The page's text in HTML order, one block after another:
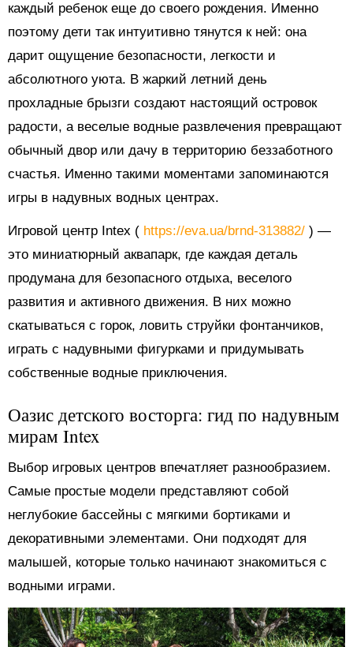
каждый ребенок еще до своего рождения. Именно
поэтому дети так интуитивно тянутся к ней: она
дарит ощущение безопасности, легкости и
абсолютного уюта. В жаркий летний день
прохладные брызги создают настоящий островок
радости, а веселые водные развлечения превращают
обычный двор или дачу в территорию беззаботного
счастья. Именно такими моментами запоминаются
игры в надувных водных центрах.
Игровой центр Intex ( https://eva.ua/brnd-313882/ ) —
это миниатюрный аквапарк, где каждая деталь
продумана для безопасного отдыха, веселого
развития и активного движения. В них можно
скатываться с горок, ловить струйки фонтанчиков,
играть с надувными фигурками и придумывать
собственные водные приключения.
Оазис детского восторга: гид по надувным
мирам Intex
Выбор игровых центров впечатляет разнообразием.
Самые простые модели представляют собой
неглубокие бассейны с мягкими бортиками и
декоративными элементами. Они подходят для
малышей, которые только начинают знакомиться с
водными играми.